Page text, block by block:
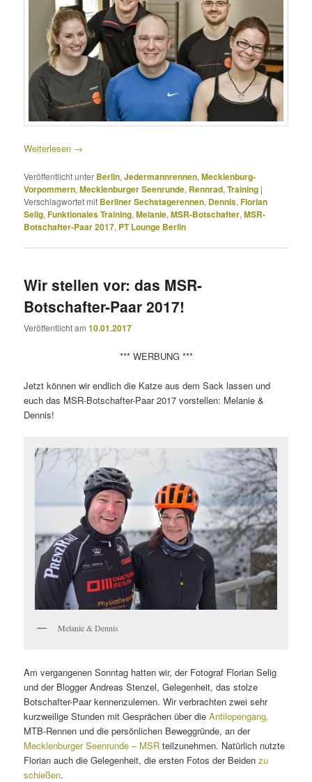
Weiterlesen →
Veröffentlicht unter Berlin,Jedermannrennen,Mecklenburg-
Vorpommern,Mecklenburger Seenrunde, Rennrad,Training |
Verschlagwortet mit Berliner Sechstagerennen, Dennis,Florian
Selig,Funktionales Training,Melanie,MSR-Botschafter,MSR-
Botschafter-Paar 2017, PT Lounge Berlin
Wir stellen vor: das MSR-
Botschafter-Paar 2017!
Veröffentlicht am10.01.2017
*** WERBUNG ***
Jetzt können wir endlich die Katze aus dem Sack lassen und
euch das MSR-Botschafter-Paar 2017 vorstellen: Melanie &
Dennis!
Melanie & Dennis
Am vergangenen Sonntag hatten wir, der Fotograf Florian Selig
und der Blogger Andreas Stenzel, Gelegenheit, das stolze
Botschafter-Paar kennenzulernen. Wir verbrachten zwei sehr
kurzweilige Stunden mit Gesprächen über dieAntilopengang,
MTB-Rennen und die persönlichen Beweggründe, an der
Mecklenburger Seenrunde – MSR teilzunehmen. Natürlich nutzte
Florian auch die Gelegenheit, die ersten Fotos der Beidenzu
schießen.